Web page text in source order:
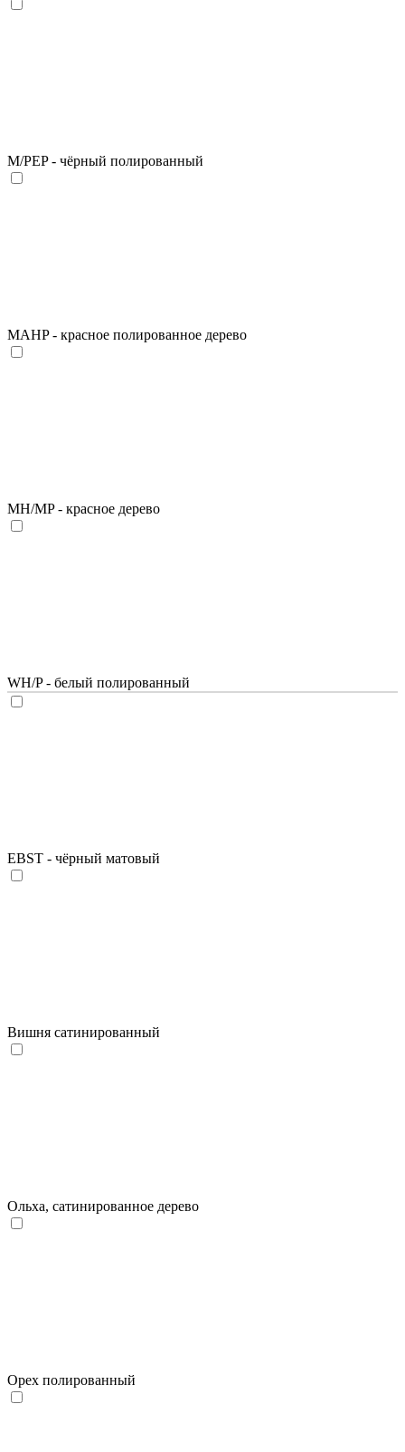
M/PEP - чёрный полированный
MAHP - красное полированное дерево
MH/MP - красное дерево
WH/P - белый полированный
EBST - чёрный матовый
Вишня сатинированный
Ольха, сатинированное дерево
Орех полированный